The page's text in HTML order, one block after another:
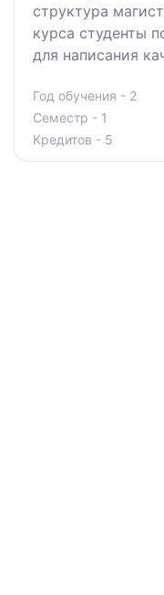
структура
курса студенты
для написания
Год обучения - 2
Семестр - 1
Кредитов - 5